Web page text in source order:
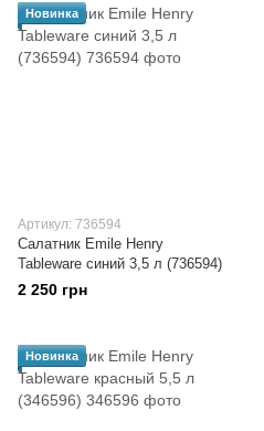
Новинка
Артикул: 736594
Салатник Emile Henry
Tableware синий 3,5 л (736594)
2 250 грн
Новинка